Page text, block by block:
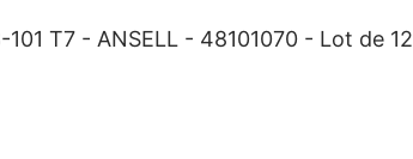
101 T7 - ANSELL - 48101070 - Lot de 12